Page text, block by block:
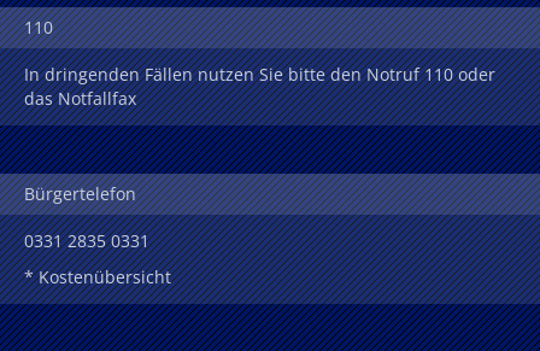
110
In dringenden Fällen nutzen Sie bitte den Notruf 110 oder
das Notfallfax
Bürgertelefon
0331 2835 0331
* Kostenübersicht